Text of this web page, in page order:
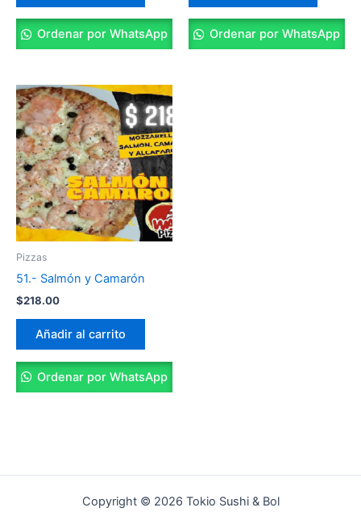
Ordenar por WhatsApp Ordenar por WhatsApp
Pizzas
51.- Salmón y Camarón
$218.00
Añadir al carrito
Ordenar por WhatsApp
Copyright © 2026 Tokio Sushi & Bol